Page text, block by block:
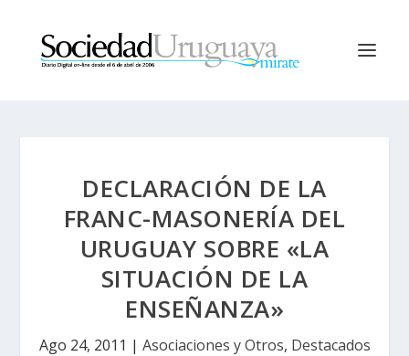
DECLARACIÓN DE LA
FRANC-MASONERÍA DEL
URUGUAY SOBRE «LA
SITUACIÓN DE LA
ENSEÑANZA»
Ago 24, 2011 | Asociaciones y Otros, Destacados